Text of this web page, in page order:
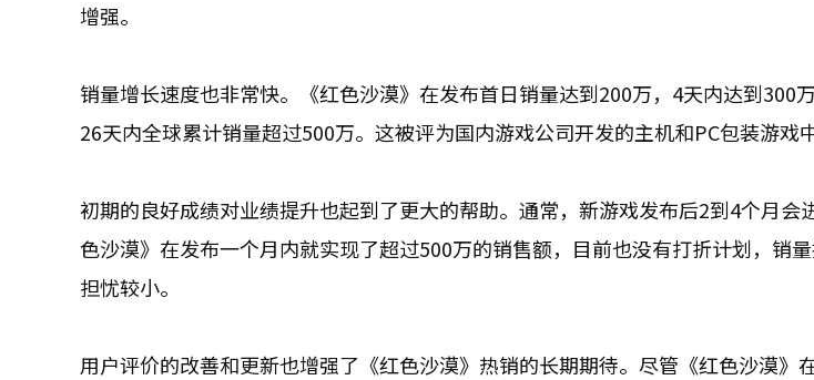
增强。
销量增长速度也非常快。《红色沙漠》在发布首日销量达到200万，4天内达到300
26天内全球累计销量超过500万。这被评为国内游戏公司开发的主机和PC包装游戏
初期的良好成绩对业绩提升也起到了更大的帮助。通常，新游戏发布后2到4个月会
色沙漠》在发布一个月内就实现了超过500万的销售额，目前也没有打折计划，销
担忧较小。
用户评价的改善和更新也增强了《红色沙漠》热销的长期期待。尽管《红色沙漠》